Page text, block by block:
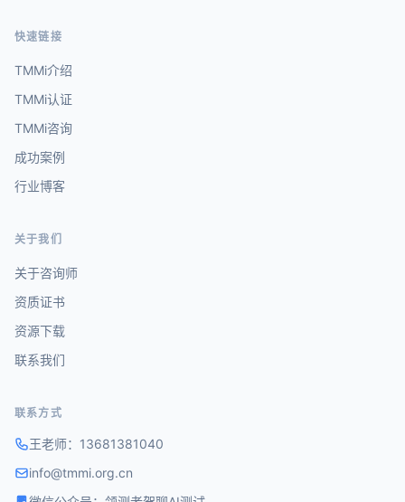
快速链接
TMMi介绍
TMMi认证
TMMi咨询
成功案例
行业博客
关于我们
关于咨询师
资质证书
资源下载
联系我们
联系方式
王老师： 13681381040
info@tmmi.org.cn